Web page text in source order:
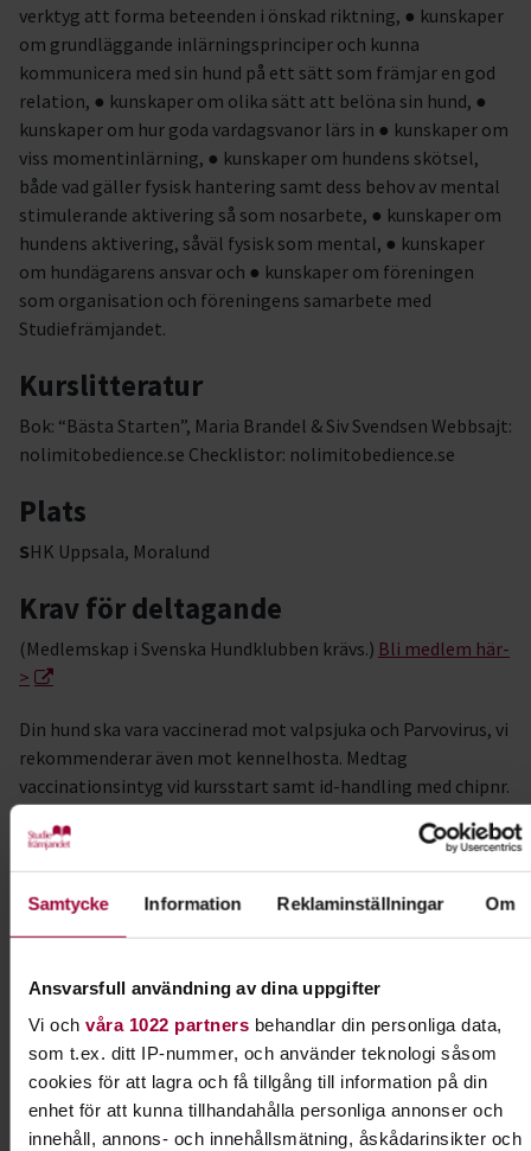
Samtycke Information Reklaminställningar Om
Ansvarsfull användning av dina uppgifter
Vi och våra 1022 partnersbehandlar din personliga data,
som t.ex. ditt IP-nummer, och använder teknologi såsom
cookies för att lagra och få tillgång till information på din
enhet för att kunna tillhandahålla personliga annonser och
innehåll, annons- och innehållsmätning, åskådarinsikter och
verktyg att forma beteenden i önskad riktning, ● kunskaper
om grundläggande inlärningsprinciper och kunna
kommunicera med sin hund på ett sätt som främjar en god
relation, ● kunskaper om olika sätt att belöna sin hund, ●
kunskaper om hur goda vardagsvanor lärs in ● kunskaper om
viss momentinlärning, ● kunskaper om hundens skötsel,
både vad gäller fysisk hantering samt dess behov av mental
stimulerande aktivering så som nosarbete, ● kunskaper om
hundens aktivering, såväl fysisk som mental, ● kunskaper
om hundägarens ansvar och ● kunskaper om föreningen
som organisation och föreningens samarbete med
Studiefrämjandet.
Kurslitteratur
Bok: “Bästa Starten”, Maria Brandel & Siv Svendsen Webbsajt:
nolimitobedience.se Checklistor: nolimitobedience.se
Plats
SHK Uppsala, Moralund
Krav för deltagande
(Medlemskap i Svenska Hundklubben krävs.) Bli medlem här-
>
Din hund ska vara vaccinerad mot valpsjuka och Parvovirus, vi
rekommenderar även mot kennelhosta. Medtag
vaccinationsintyg vid kursstart samt id-handling med chipnr.
Välkommen!
#valpar #unghundar #kurserht26
#shksvenskahundklubbenuppsala
Kursledare
Christine Lindblom
I samarbete med
SHK Uppsala (Svenska Hundklubben Uppsalaavdelningen)